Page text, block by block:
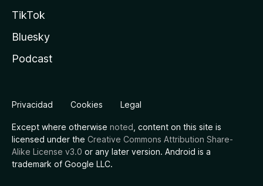
TikTok
Bluesky
Podcast
Privacidad Cookies Legal
Except where otherwise noted , content on this site is
licensed under the Creative Commons Attribution Share-
Alike License v3.0 or any later version. Android is a
trademark of Google LLC.